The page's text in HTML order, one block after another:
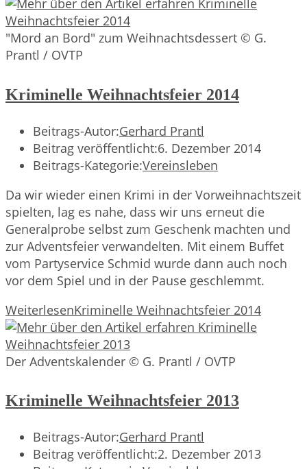
"Mord an Bord" zum Weihnachtsdessert © G.
Prantl / OVTP
Kriminelle Weihnachtsfeier 2014
Beitrags-Autor:Gerhard Prantl
Beitrag veröffentlicht:6. Dezember 2014
Beitrags-Kategorie:Vereinsleben
Da wir wieder einen Krimi in der Vorweihnachtszeit
spielten, lag es nahe, dass wir uns erneut die
Generalprobe selbst zum Geschenk machten und
zur Adventsfeier verwandelten. Mit einem Buffet
vom Partyservice Schmid wurde dann auch noch
vor dem Spiel und in der Pause geschlemmt.
WeiterlesenKriminelle Weihnachtsfeier 2014
Der Adventskalender © G. Prantl / OVTP
Kriminelle Weihnachtsfeier 2013
Beitrags-Autor:Gerhard Prantl
Beitrag veröffentlicht:2. Dezember 2013